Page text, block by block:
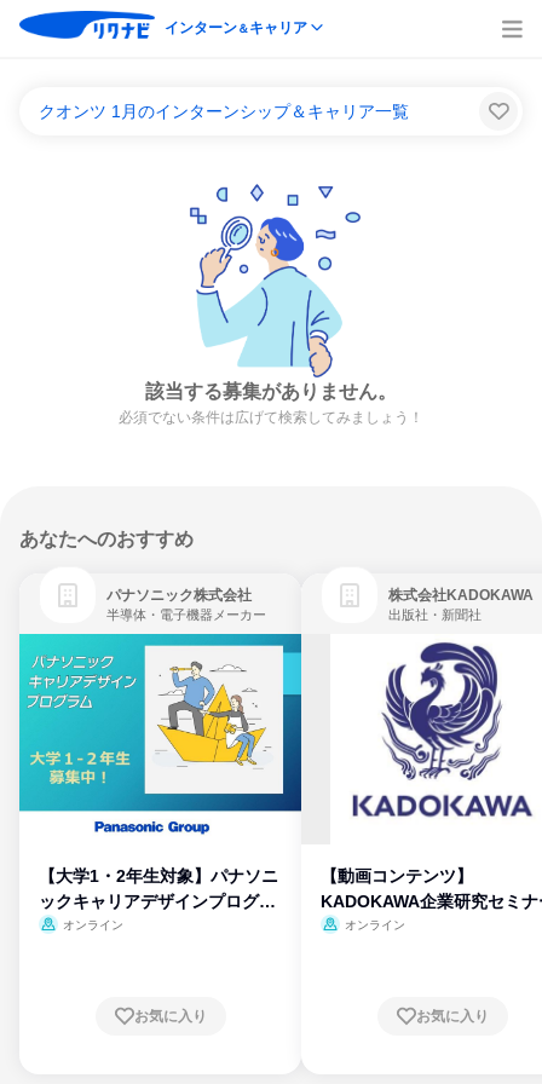
インターン＆キャリア
クオンツ 1月のインターンシップ＆キャリア一覧
該当する募集がありません。
必須でない条件は広げて検索してみましょう！
あなたへのおすすめ
パナソニック株式会社
半導体・電子機器メーカー
【大学1・2年生対象】パナソニ
ックキャリアデザインプログラ
ム
オンライン
お気に入り
株式会社KADOKAWA
出版社・新聞社
【動画コンテンツ】
KADOKAWA企業研究セミナ
オンライン
お気に入り